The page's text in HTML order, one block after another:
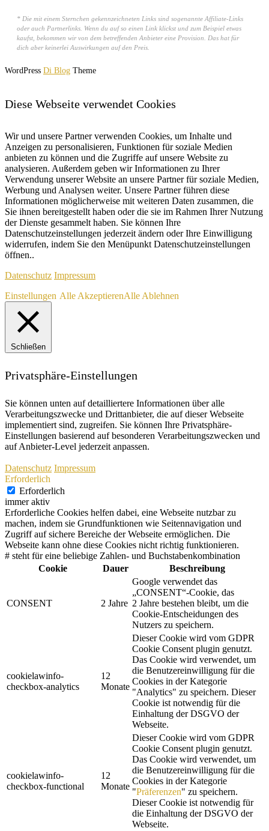
* Die mit einem Sternchen gekennzeichneten Links sind sogenannte Affiliate-Links
oder auch Partnerlinks. Wenn du auf so einen Link klickst und zum Beispiel etwas
kaufst, bekommen wir von dem betreffenden Anbieter eine Provision. Das hat für
dich aber keinerlei Auswirkungen auf den Preis.
WordPress Di Blog Theme
Diese Webseite verwendet Cookies
Wir und unsere Partner verwenden Cookies, um Inhalte und
Anzeigen zu personalisieren, Funktionen für soziale Medien
anbieten zu können und die Zugriffe auf unsere Website zu
analysieren. Außerdem geben wir Informationen zu Ihrer
Verwendung unserer Website an unsere Partner für soziale Medien,
Werbung und Analysen weiter. Unsere Partner führen diese
Informationen möglicherweise mit weiteren Daten zusammen, die
Sie ihnen bereitgestellt haben oder die sie im Rahmen Ihrer Nutzung
der Dienste gesammelt haben. Sie können Ihre
Datenschutzeinstellungen jederzeit ändern oder Ihre Einwilligung
widerrufen, indem Sie den Menüpunkt Datenschutzeinstellungen
öffnen..
Datenschutz Impressum
Einstellungen Alle AkzeptierenAlle Ablehnen
Schließen
Privatsphäre-Einstellungen
Sie können unten auf detailliertere Informationen über alle
Verarbeitungszwecke und Drittanbieter, die auf dieser Webseite
implementiert sind, zugreifen. Sie können Ihre Privatsphäre-
Einstellungen basierend auf besonderen Verarbeitungszwecken und
auf Anbieter-Level jederzeit anpassen.
Datenschutz Impressum
Erforderlich
Erforderlich
immer aktiv
Erforderliche Cookies helfen dabei, eine Webseite nutzbar zu
machen, indem sie Grundfunktionen wie Seitennavigation und
Zugriff auf sichere Bereiche der Webseite ermöglichen. Die
Webseite kann ohne diese Cookies nicht richtig funktionieren.
# steht für eine beliebige Zahlen- und Buchstabenkombination
Cookie
Dauer Beschreibung
CONSENT 2 Jahre
Google verwendet das
„CONSENT“-Cookie, das
2 Jahre bestehen bleibt, um die
Cookie-Entscheidungen des
Nutzers zu speichern.
cookielawinfo-
checkbox-analytics
12
Monate
Dieser Cookie wird vom GDPR
Cookie Consent plugin genutzt.
Das Cookie wird verwendet, um
die Benutzereinwilligung für die
Cookies in der Kategorie
"Analytics" zu speichern. Dieser
Cookie ist notwendig für die
Einhaltung der DSGVO der
Webseite.
cookielawinfo-
checkbox-functional
12
Monate
Dieser Cookie wird vom GDPR
Cookie Consent plugin genutzt.
Das Cookie wird verwendet, um
die Benutzereinwilligung für die
Cookies in der Kategorie
"Präferenzen" zu speichern.
Dieser Cookie ist notwendig für
die Einhaltung der DSGVO der
Webseite.